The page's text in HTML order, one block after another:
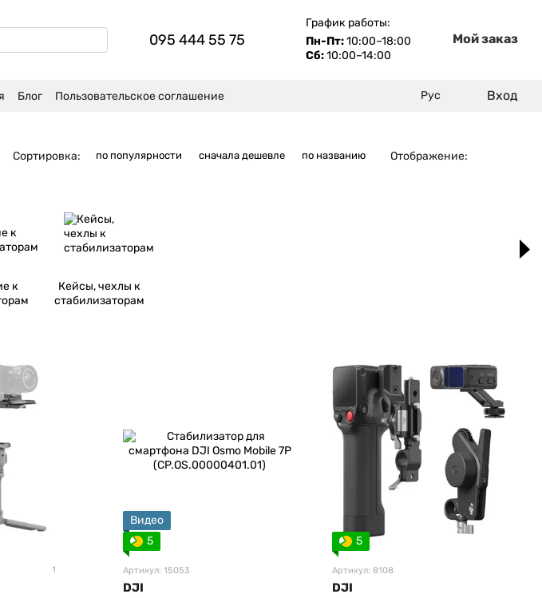
095 444 55 75
График работы:
Пн-Пт:10:00–18:00
Сб:10:00–14:00
Мой заказ
Блог
Пользовательское соглашение
Рус Вход
Сортировка: по популярности сначала дешевле по названию Отображение:
к
Кейсы, чехлы к
стабилизаторам
1
Видео
5
Артикул: 15053
DJI
5
Артикул: 8108
DJI